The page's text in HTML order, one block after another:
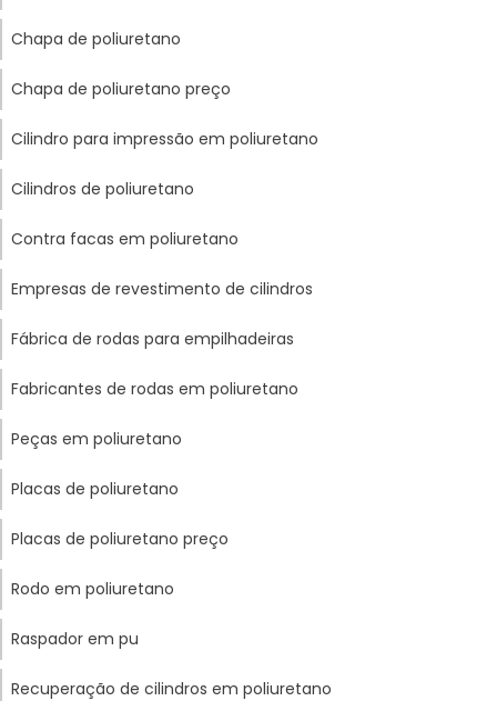
Chapa de poliuretano
Chapa de poliuretano preço
Cilindro para impressão em poliuretano
Cilindros de poliuretano
Contra facas em poliuretano
Empresas de revestimento de cilindros
Fábrica de rodas para empilhadeiras
Fabricantes de rodas em poliuretano
Peças em poliuretano
Placas de poliuretano
Placas de poliuretano preço
Rodo em poliuretano
Raspador em pu
Recuperação de cilindros em poliuretano